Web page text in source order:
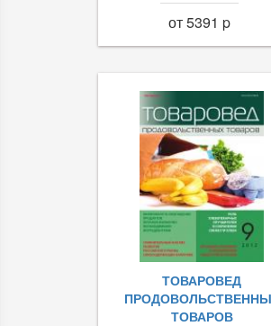
от 5391 p
ТОВАРОВЕД
ТОВАРОВ